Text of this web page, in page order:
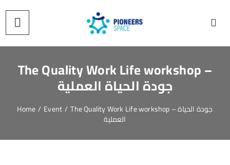
The Quality Work Life workshop –
جودة الحياة العملية
Home/ Event / The Quality Work Life workshop – جودة الحياة
العملية